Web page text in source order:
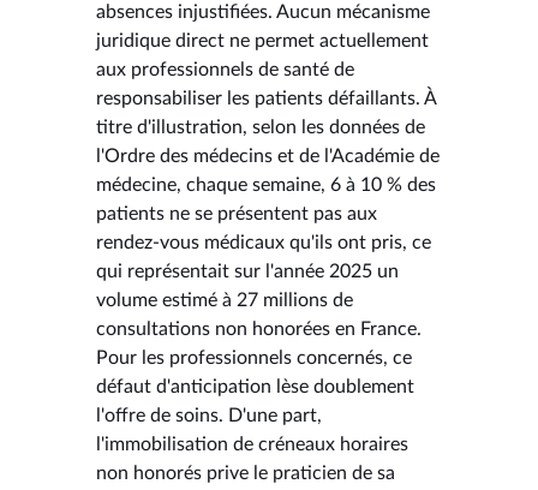
absences injustifiées. Aucun mécanisme
juridique direct ne permet actuellement
aux professionnels de santé de
responsabiliser les patients défaillants. À
titre d'illustration, selon les données de
l'Ordre des médecins et de l'Académie de
médecine, chaque semaine, 6 à 10 % des
patients ne se présentent pas aux
rendez-vous médicaux qu'ils ont pris, ce
qui représentait sur l'année 2025 un
volume estimé à 27 millions de
consultations non honorées en France.
Pour les professionnels concernés, ce
défaut d'anticipation lèse doublement
l'offre de soins. D'une part,
l'immobilisation de créneaux horaires
non honorés prive le praticien de sa